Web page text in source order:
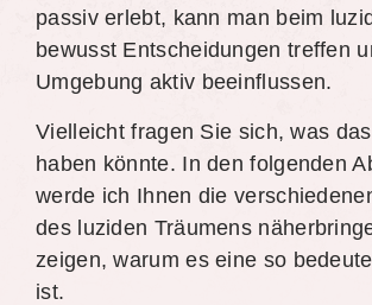
passiv erlebt, kann man beim
bewusst Entscheidungen treffen
Umgebung aktiv beeinflussen.
Vielleicht fragen Sie sich, was
haben könnte. In den folgenden
werde ich Ihnen die
des luziden Träumens
zeigen, warum es eine so
ist.